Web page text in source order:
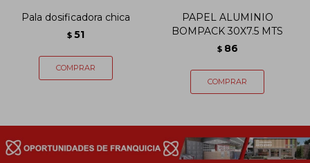
Pala dosificadora chica
$ 51
PAPEL ALUMINIO
BOMPACK 30X7.5 MTS
$ 86